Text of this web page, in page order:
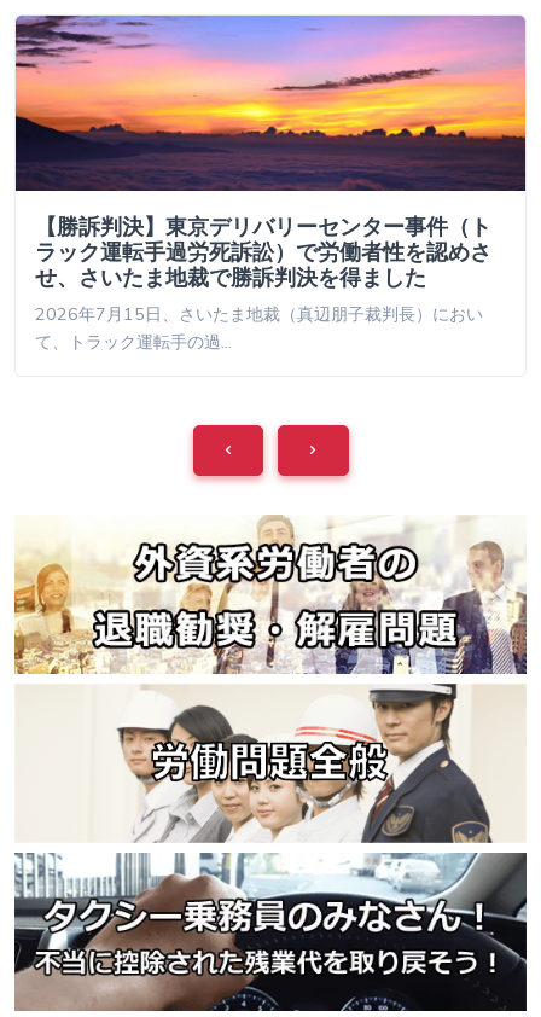
【勝訴判決】東京デリバリーセンター事件（ト
ラック運転手過労死訴訟）で労働者性を認めさ
せ、さいたま地裁で勝訴判決を得ました
2026年7月15日、さいたま地裁（真辺朋子裁判長）におい
て、トラック運転手の過…